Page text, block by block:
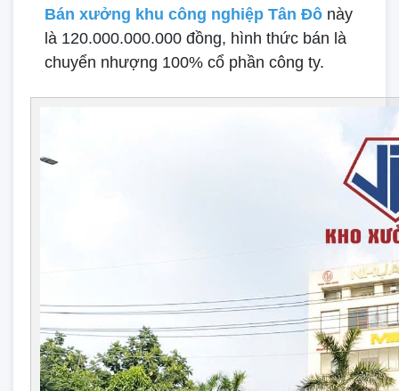
Bán xưởng khu công nghiệp Tân Đô này
là 120.000.000.000 đồng, hình thức bán là
chuyển nhượng 100% cổ phần công ty.